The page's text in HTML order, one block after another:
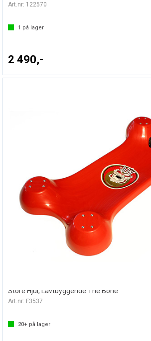
Art.nr: 122570
1 på lager
2 490,-
Store Hjul, Lavtbyggende The Bone
Art.nr: F3537
20+ på lager